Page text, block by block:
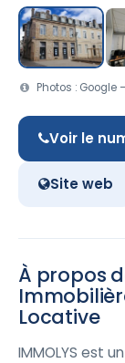
Photos :
Voir le
Site web
À propos
Locative
IMMOLYS est